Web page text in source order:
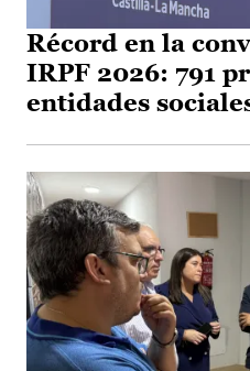
Récord en la
IRPF 2026: 791
entidades